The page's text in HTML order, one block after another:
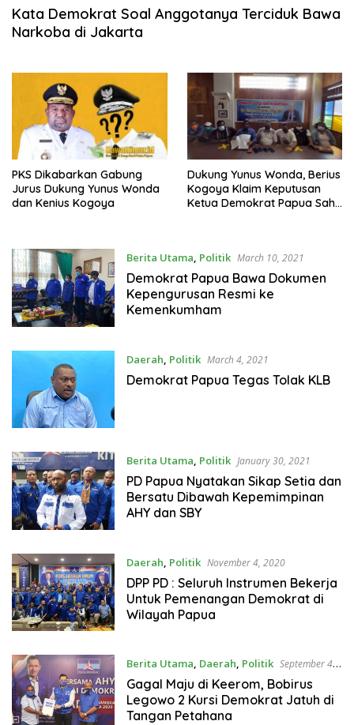
Kata Demokrat Soal Anggotanya Terciduk Bawa
Narkoba di Jakarta
PKS Dikabarkan Gabung
Jurus Dukung Yunus Wonda
dan Kenius Kogoya
Dukung Yunus Wonda, Berius
Kogoya Klaim Keputusan
Ketua Demokrat Papua Sah,
Berita Utama, Politik March 10, 2021
Demokrat Papua Bawa Dokumen
Kepengurusan Resmi ke
Kemenkumham
Daerah, Politik March 4, 2021
Demokrat Papua Tegas Tolak KLB
Berita Utama, Politik January 30, 2021
PD Papua Nyatakan Sikap Setia dan
Bersatu Dibawah Kepemimpinan
AHY dan SBY
Daerah, Politik November 4, 2020
DPP PD : Seluruh Instrumen Bekerja
Untuk Pemenangan Demokrat di
Wilayah Papua
Berita Utama, Daerah, Politik September 4,
2020
Gagal Maju di Keerom, Bobirus
Legowo 2 Kursi Demokrat Jatuh di
Tangan Petahana